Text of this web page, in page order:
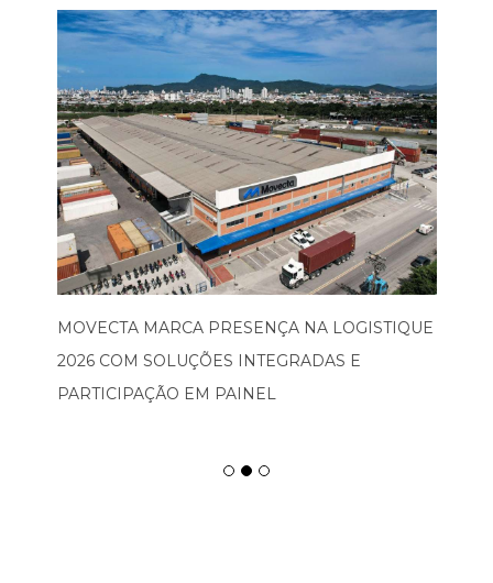
MOVECTA MARCA PRESENÇA NA LOGISTIQUE
2026 COM SOLUÇÕES INTEGRADAS E
PARTICIPAÇÃO EM PAINEL